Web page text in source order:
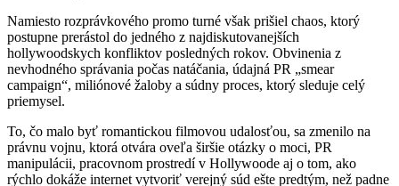
Namiesto rozprávkového promo turné však prišiel chaos, ktorý
postupne prerástol do jedného z najdiskutovanejších
hollywoodskych konfliktov posledných rokov. Obvinenia z
nevhodného správania počas natáčania, údajná PR „smear
campaign“, miliónové žaloby a súdny proces, ktorý sleduje celý
priemysel.
To, čo malo byť romantickou filmovou udalosťou, sa zmenilo na
právnu vojnu, ktorá otvára oveľa širšie otázky o moci, PR
manipulácii, pracovnom prostredí v Hollywoode aj o tom, ako
rýchlo dokáže internet vytvoriť verejný súd ešte predtým, než padne